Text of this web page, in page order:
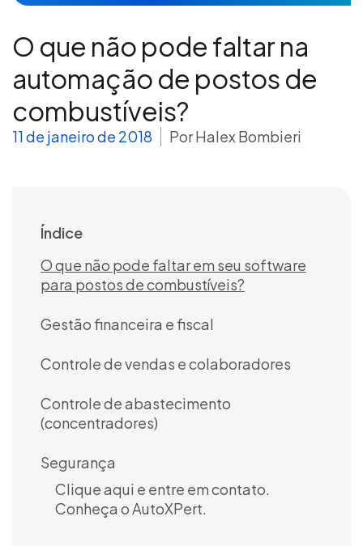
O que não pode faltar na
automação de postos de
combustíveis?
11 de janeiro de 2018 PorHalex Bombieri
Índice
O que não pode faltar em seu software
para postos de combustíveis?
Gestão financeira e fiscal
Controle de vendas e colaboradores
Controle de abastecimento
(concentradores)
Segurança
Clique aqui e entre em contato.
Conheça o AutoXPert.